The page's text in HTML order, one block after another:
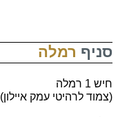
סניף רמלה
חיש 1 רמלה
(צמוד לרהיטי עמק איילון)